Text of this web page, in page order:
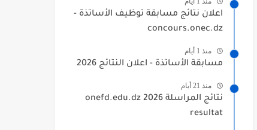
اعلان نتائج مسابقة توظيف الأساتذة -
concours.onec.dz
منذ 1 أيام
مسابقة الأساتذة - اعلان النتائج 2026
منذ 21 أيام
نتائج المراسلة 2026 onefd.edu.dz
resultat